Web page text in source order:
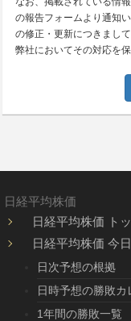
の報告フォームより通知
の修正・更新につきまし
弊社においてその対応を
日経平均株価
日経平均株価 ト
日経平均株価 今
日次予想の根拠
日時予想の勝敗カ
1年間の勝敗一覧